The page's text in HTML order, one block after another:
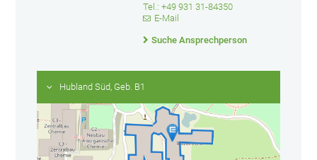
Tel.: +49 931 31-84350
E-Mail
Suche Ansprechperson
Hubland Süd, Geb. B1